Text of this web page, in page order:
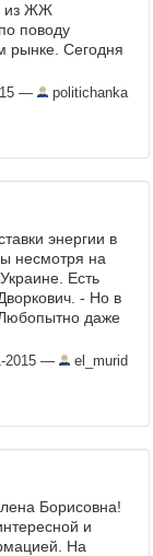
из ЖЖ
поводу
рынке. Сегодня
— politichanka
энергии в
несмотря на
Есть
- Но в
даже
2015 — el_murid
Борисовна!
и
На